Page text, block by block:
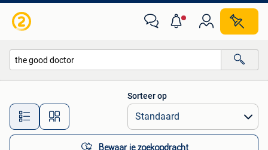
Alle afstanden…
Sorteer op
Bewaar je zoekopdracht